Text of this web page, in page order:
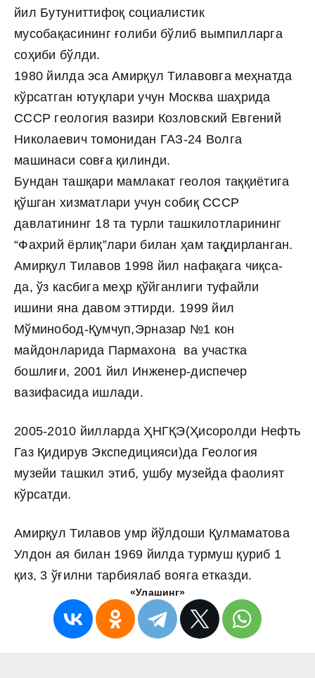
йил Бутуниттифоқ социалистик
мусобақасининг ғолиби бўлиб вымпилларга
соҳиби бўлди.
1980 йилда эса Амирқул Тилавовга меҳнатда
кўрсатган ютуқлари учун Москва шаҳрида
СССР геология вазири Козловский Евгений
Николаевич томонидан ГАЗ-24 Волга
машинаси совға қилинди.
Бундан ташқари мамлакат геолоя таққиётига
қўшган хизматлари учун собиқ СССР
давлатининг 18 та турли ташкилотларининг
“Фахрий ёрлиқ”лари билан ҳам тақдирланган.
Амирқул Тилавов 1998 йил нафақага чиқса-
да, ўз касбига меҳр қўйганлиги туфайли
ишини яна давом эттирди. 1999 йил
Мўминобод-Қумчуп,Эрназар №1 кон
майдонларида Пармахона ва участка
бошлиғи, 2001 йил Инженер-диспечер
вазифасида ишлади.
2005-2010 йилларда ҲНГҚЭ(Ҳисоролди Нефть
Газ Қидирув Экспедицияси)да Геология
музейи ташкил этиб, ушбу музейда фаолият
кўрсатди.
Амирқул Тилавов умр йўлдоши Қулмаматова
Улдон ая билан 1969 йилда турмуш қуриб 1
қиз, 3 ўғилни тарбиялаб вояга етказди.
«Улашинг»